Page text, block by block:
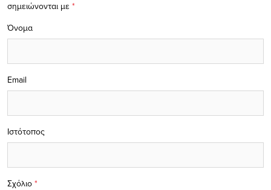
σημειώνονται με *
Σχόλιο *
Όνομα
Email
Ιστότοπος